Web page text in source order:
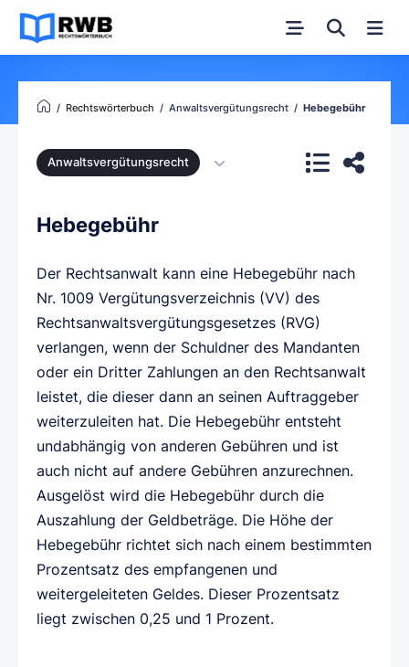
Rechtswörterbuch Anwaltsvergütungsrecht Hebegebühr
Anwaltsvergütungsrecht
Hebegebühr
Der Rechtsanwalt kann eine Hebegebühr nach
Nr. 1009 Vergütungsverzeichnis (VV) des
Rechtsanwaltsvergütungsgesetzes (RVG)
verlangen, wenn der Schuldner des Mandanten
oder ein Dritter Zahlungen an den Rechtsanwalt
leistet, die dieser dann an seinen Auftraggeber
weiterzuleiten hat. Die Hebegebühr entsteht
undabhängig von anderen Gebühren und ist
auch nicht auf andere Gebühren anzurechnen.
Ausgelöst wird die Hebegebühr durch die
Auszahlung der Geldbeträge. Die Höhe der
Hebegebühr richtet sich nach einem bestimmten
Prozentsatz des empfangenen und
weitergeleiteten Geldes. Dieser Prozentsatz
liegt zwischen 0,25 und 1 Prozent.